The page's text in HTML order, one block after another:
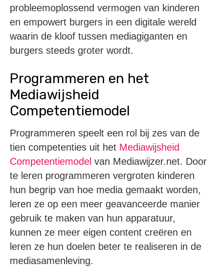
probleemoplossend vermogen van kinderen
en empowert burgers in een digitale wereld
waarin de kloof tussen mediagiganten en
burgers steeds groter wordt.
Programmeren en het
Mediawijsheid
Competentiemodel
Programmeren speelt een rol bij zes van de
tien competenties uit het Mediawijsheid
Competentiemodel van Mediawijzer.net. Door
te leren programmeren vergroten kinderen
hun begrip van hoe media gemaakt worden,
leren ze op een meer geavanceerde manier
gebruik te maken van hun apparatuur,
kunnen ze meer eigen content creëren en
leren ze hun doelen beter te realiseren in de
mediasamenleving.